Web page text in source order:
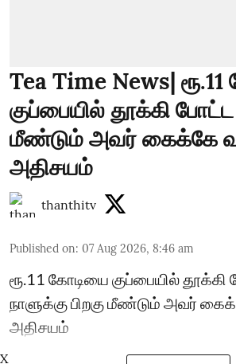
Tea Time News|
குப்பையில் தூக்கி
மீண்டும் அவர் கைக்கே
அதிசயம்
thanthitv
Published on: 07 Aug 2026, 8:46 am
ரூ.11 கோடியை குப்பையில்
நாளுக்கு பிறகு மீண்டும் அவர்
அதிசயம்
X